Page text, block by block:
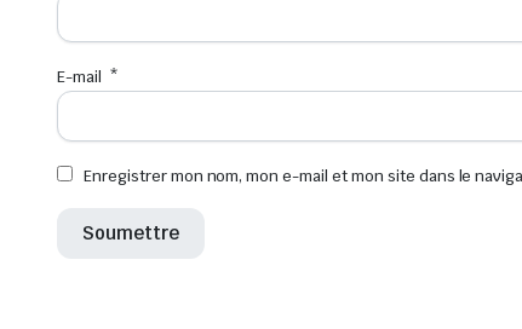
E-mail *
Enregistrer mon nom, mon e-mail et mon site dans le